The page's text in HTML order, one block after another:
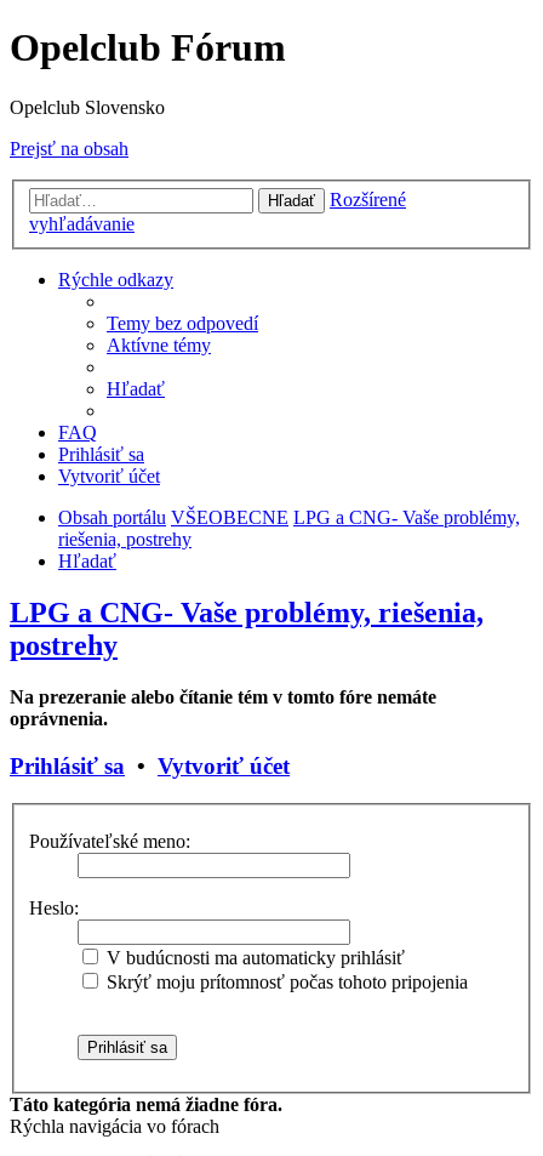
Opelclub Fórum
Opelclub Slovensko
Prejsť na obsah
Hľadať
Rozšírené
vyhľadávanie
Rýchle odkazy
Temy bez odpovedí
Aktívne témy
Hľadať
FAQ
Prihlásiť sa
Vytvoriť účet
Obsah portálu VŠEOBECNE LPG a CNG- Vaše problémy,
riešenia, postrehy
Hľadať
LPG a CNG- Vaše problémy, riešenia,
postrehy
Na prezeranie alebo čítanie tém v tomto fóre nemáte
oprávnenia.
Prihlásiť sa • Vytvoriť účet
Používateľské meno:
Heslo:
V budúcnosti ma automaticky prihlásiť
Skrýť moju prítomnosť počas tohoto pripojenia
Táto kategória nemá žiadne fóra.
Rýchla navigácia vo fórach